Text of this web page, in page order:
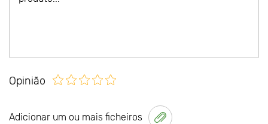
Opinião
Adicionar um ou mais ficheiros